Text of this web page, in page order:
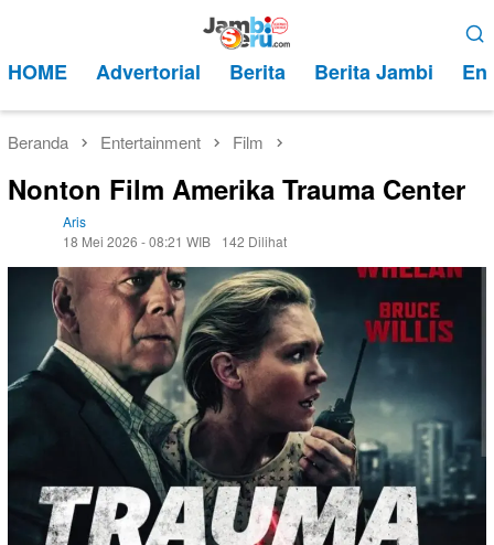
kontenMobile
HOME Advertorial Berita Berita Jambi
Beranda Entertainment Film
Nonton Film Amerika Trauma Center
Aris
18 Mei 2026 - 08:21 WIB
142 Dilihat